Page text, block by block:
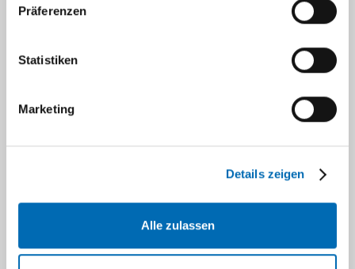
Präferenzen
Statistiken
Marketing
Details zeigen
Alle zulassen
06423
Panitz, Karin
Sahan, Fatma
81 -
08166
81 -